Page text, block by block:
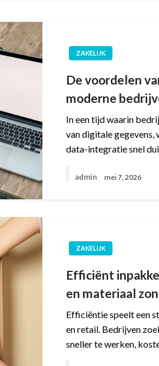
ZAKELIJK
De voordelen
moderne
In een tijd waarin
van digitale gegevens,
data-integratie snel
admin mei 7, 2026
ZAKELIJK
Efficiënt
en materiaal
Efficiëntie speelt een
en retail. Bedrijven
sneller te werken,